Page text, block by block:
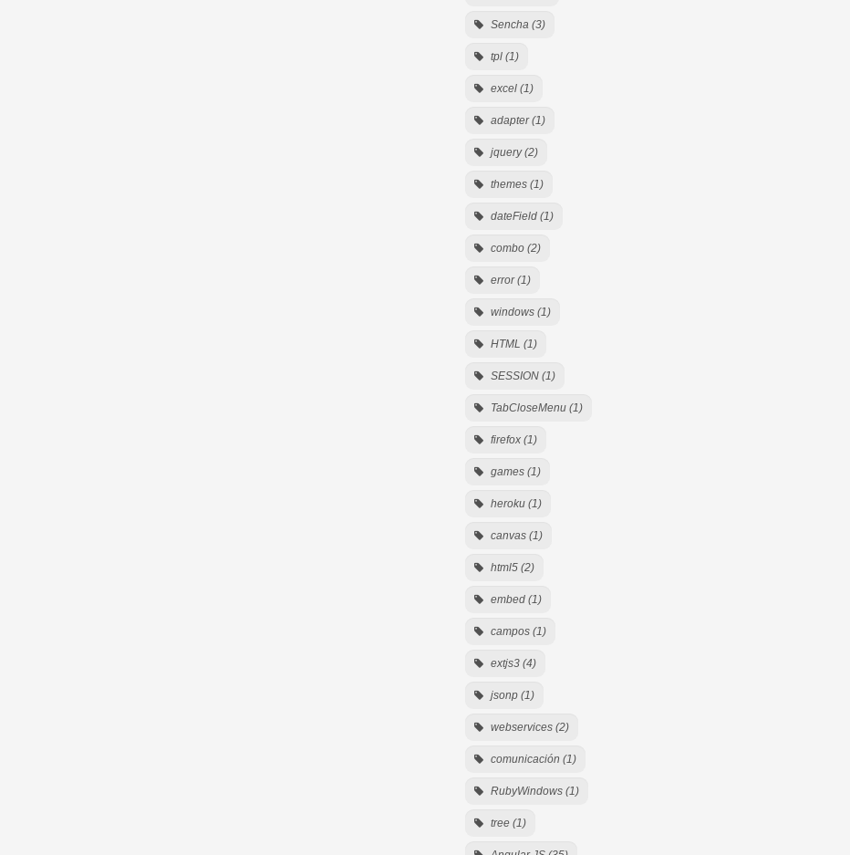
Sencha (3)
tpl (1)
excel (1)
adapter (1)
jquery (2)
themes (1)
dateField (1)
combo (2)
error (1)
windows (1)
HTML (1)
SESSION (1)
TabCloseMenu (1)
firefox (1)
games (1)
heroku (1)
canvas (1)
html5 (2)
embed (1)
campos (1)
extjs3 (4)
jsonp (1)
webservices (2)
comunicación (1)
RubyWindows (1)
tree (1)